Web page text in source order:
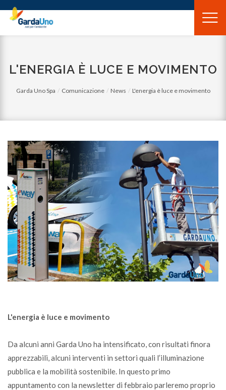
Gardauno
Spa
L'ENERGIA È LUCE E MOVIMENTO
Garda Uno Spa Comunicazione News L'energia è luce e movimento
L'energia è luce e movimento
Da alcuni anni Garda Uno ha intensificato, con risultati finora
apprezzabili, alcuni interventi in settori quali l’illuminazione
pubblica e la mobilità sostenibile. In questo primo
appuntamento con la newsletter di febbraio parleremo proprio